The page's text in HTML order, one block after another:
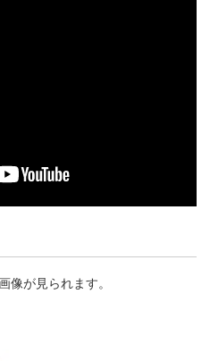
像が見られます。